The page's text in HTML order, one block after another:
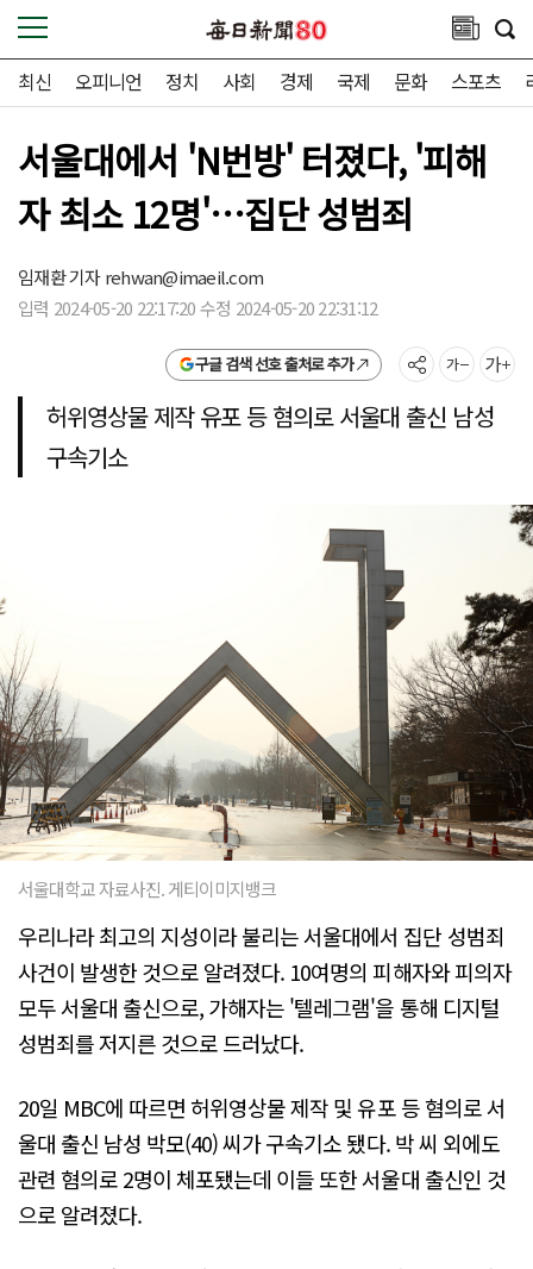
최신 오피니언 정치 사회 경제 국제 문화 스포츠
서울대에서 'N번방' 터졌다, '피해
자 최소 12명'…집단 성범죄
임재환 기자rehwan@imaeil.com
입력 2024-05-20 22:17:20 수정 2024-05-20 22:31:12
구글 검색 선호 출처로 추가
허위영상물 제작 유포 등 혐의로 서울대 출신 남성
구속기소
서울대학교 자료사진. 게티이미지뱅크
우리나라 최고의 지성이라 불리는 서울대에서 집단 성범죄
사건이 발생한 것으로 알려졌다. 10여명의 피해자와 피의자
모두 서울대 출신으로, 가해자는 '텔레그램'을 통해 디지털
성범죄를 저지른 것으로 드러났다.
20일 MBC에 따르면 허위영상물 제작 및 유포 등 혐의로 서
울대 출신 남성 박모(40) 씨가 구속기소 됐다. 박 씨 외에도
관련 혐의로 2명이 체포됐는데 이들 또한 서울대 출신인 것
으로 알려졌다.